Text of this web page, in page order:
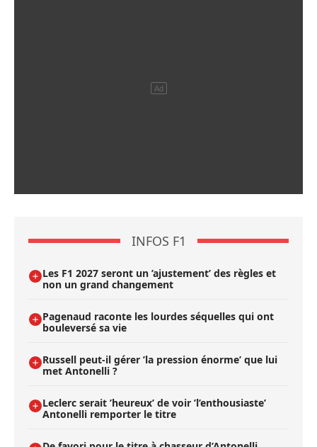
INFOS F1
Les F1 2027 seront un ’ajustement’ des règles et
non un grand changement
Pagenaud raconte les lourdes séquelles qui ont
bouleversé sa vie
Russell peut-il gérer ’la pression énorme’ que lui
met Antonelli ?
Leclerc serait ’heureux’ de voir ’l’enthousiaste’
Antonelli remporter le titre